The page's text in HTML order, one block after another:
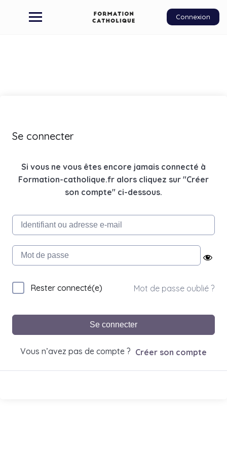
Connexion
Se connecter
Si vous ne vous êtes encore jamais connecté à
Formation-catholique.fr alors cliquez sur "Créer
son compte" ci-dessous.
Rester connecté(e) Mot de passe oublié ?
Se connecter
Vous n’avez pas de compte ? Créer son compte